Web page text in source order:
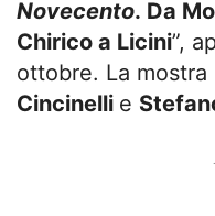
Novecento. Da
Chirico a Licini”,
ottobre. La
Cincinelli e